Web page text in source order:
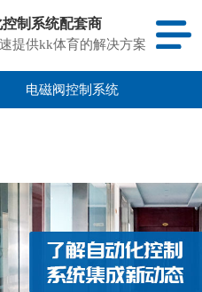
制系统配套商
提供kk体育的解决方案
电磁阀控制系统